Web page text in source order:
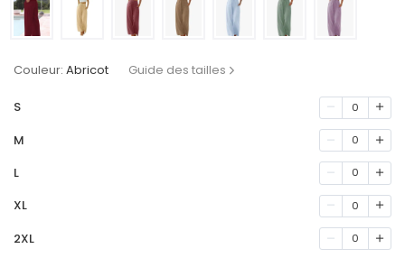
Couleur: Abricot Guide des tailles
S 0
M 0
L 0
XL 0
2XL 0